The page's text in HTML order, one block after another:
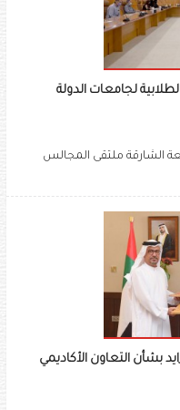
لجامعات الدولة
الشارقة ملتقى المجالس
بشأن التعاون الأكاديمي